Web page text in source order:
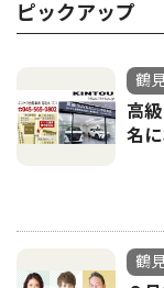
ピックアップ
鶴
高
名
鶴